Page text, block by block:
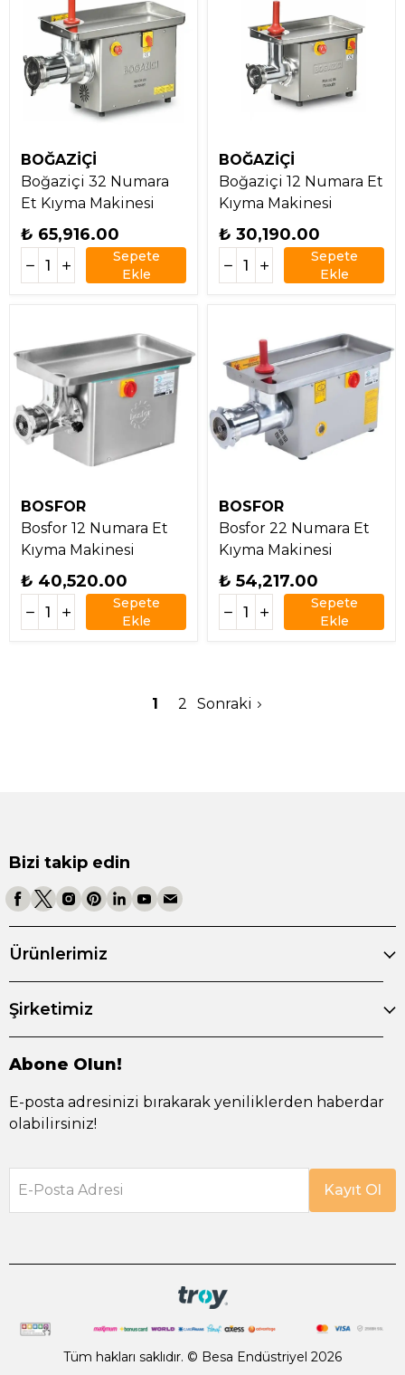
BOĞAZİÇİ
Boğaziçi 32 Numara
Et Kıyma Makinesi
₺ 65,916.00
Sepete
Ekle
BOĞAZİÇİ
Boğaziçi 12 Numara Et
Kıyma Makinesi
₺ 30,190.00
Sepete
Ekle
BOSFOR
Bosfor 12 Numara Et
Kıyma Makinesi
₺ 40,520.00
Sepete
Ekle
BOSFOR
Bosfor 22 Numara Et
Kıyma Makinesi
₺ 54,217.00
Sepete
Ekle
1 2 Sonraki
Bizi takip edin
Ürünlerimiz
Şirketimiz
Abone Olun!
E-posta adresinizi bırakarak yeniliklerden haberdar
olabilirsiniz!
E-Posta Adresi Kayıt Ol
Tüm hakları saklıdır. © Besa Endüstriyel 2026